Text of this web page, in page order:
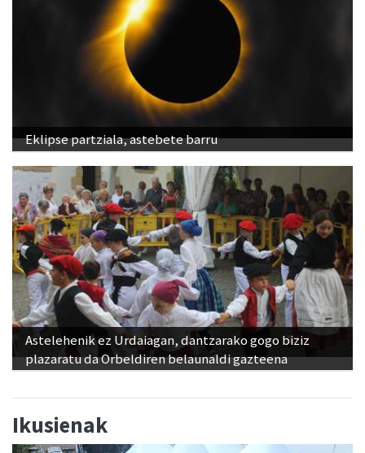
Eklipse partziala, astebete barru
Astelehenik ez Urdaiagan, dantzarako gogo biziz
plazaratu da Orbeldiren belaunaldi gazteena
Ikusienak